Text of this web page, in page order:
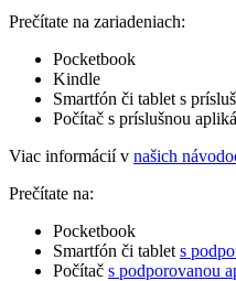
Prečítate na zariadeniach:
Pocketbook
Kindle
Smartfón či tablet s
Počítač s príslušnou
Viac informácií v našich
Prečítate na:
Pocketbook
Smartfón či tablet s
Počítač s podporovanou